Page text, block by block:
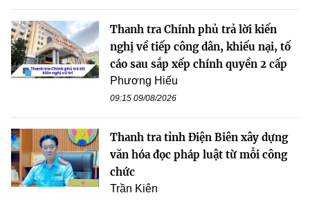
Thanh tra Chính phủ trả lời kiến
nghị về tiếp công dân, khiếu nại, tố
cáo sau sắp xếp chính quyền 2 cấp
Phương Hiếu
09:15 09/08/2026
Thanh tra tỉnh Điện Biên xây dựng
văn hóa đọc pháp luật từ mỗi công
chức
Trần Kiên